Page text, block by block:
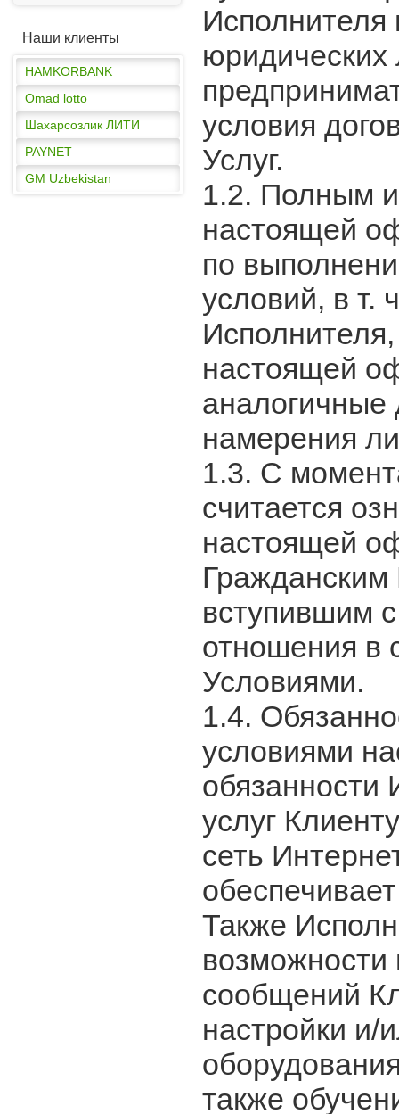
Наши клиенты
HAMKORBANK
Omad lotto
Шахарсозлик ЛИТИ
PAYNET
GM Uzbekistan
HAMKORBANK
Исполнителя
условия
Услуг.
1.2. Полным
настоящей
по
условий, в т.
настоящей
намерения
1.3. С
считается
настоящей
Гражданским
вступившим
отношения в
Условиями.
1.4.
условиями
обязанности
услуг
сеть
Также
возможности
сообщений
настройки и/
также